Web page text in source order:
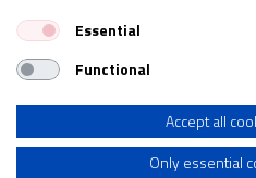
Facilitar la
El programa,
primera es “la
18 meses“en
Create profiles for
Use profiles to select
Create profiles to personalise
Use profiles to select
Essential
Functional
Accept all
Only essential